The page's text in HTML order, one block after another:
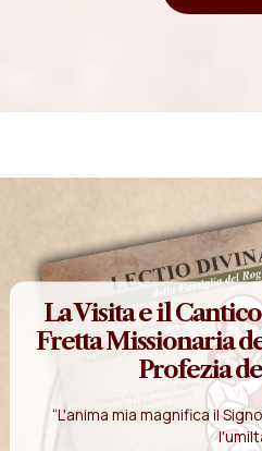
La Visita e il
Fretta Missionaria
Profezia
“L'anima mia magnifica il